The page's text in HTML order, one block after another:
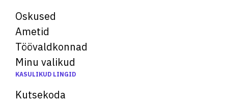
Oskused
Ametid
Töövaldkonnad
Minu valikud
KASULIKUD LINGID
Kutsekoda